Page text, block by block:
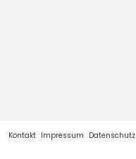
Kontakt Impressum Datenschutz